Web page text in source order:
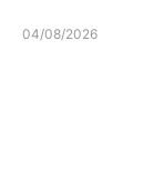
04/08/2026